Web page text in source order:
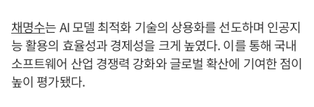
채명수는 AI 모델 최적화 기술의 상용화를 선도하며 인공지
능 활용의 효율성과 경제성을 크게 높였다. 이를 통해 국내
소프트웨어 산업 경쟁력 강화와 글로벌 확산에 기여한 점이
높이 평가됐다.